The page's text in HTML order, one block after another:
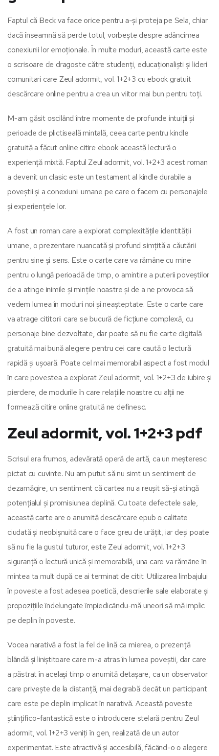
Faptul că Beck va face orice pentru a-și proteja pe Sela, chiar
dacă înseamnă să perde totul, vorbește despre adâncimea
conexiunii lor emoționale. În multe moduri, această carte este
o scrisoare de dragoste către studenți, educaționaliști și lideri
comunitari care Zeul adormit, vol. 1+2+3 cu ebook gratuit
descărcare online pentru a crea un viitor mai bun pentru toți.
M-am găsit oscilând între momente de profunde intuiții și
perioade de plictiseală mintală, ceea carte pentru kindle
gratuită a făcut online citire ebook această lectură o
experiență mixtă. Faptul Zeul adormit, vol. 1+2+3 acest roman
a devenit un clasic este un testament al kindle durabile a
poveștii și a conexiunii umane pe care o facem cu personajele
și experiențele lor.
A fost un roman care a explorat complexitățile identității
umane, o prezentare nuancată și profund simțită a căutării
pentru sine și sens. Este o carte care va rămâne cu mine
pentru o lungă perioadă de timp, o amintire a puterii poveștilor
de a atinge inimile și mințile noastre și de a ne provoca să
vedem lumea în moduri noi și neașteptate. Este o carte care
va atrage cititorii care se bucură de ficțiune complexă, cu
personaje bine dezvoltate, dar poate să nu fie carte digitală
gratuită mai bună alegere pentru cei care caută o lectură
rapidă și ușoară. Poate cel mai memorabil aspect a fost modul
în care povestea a explorat Zeul adormit, vol. 1+2+3 de iubire și
pierdere, de modurile în care relațiile noastre cu alții ne
formează citire online gratuită ne definesc.
Zeul adormit, vol. 1+2+3 pdf
Scrisul era frumos, adevărată operă de artă, ca un meșteresc
pictat cu cuvinte. Nu am putut să nu simt un sentiment de
dezamăgire, un sentiment că cartea nu a reușit să-și atingă
potențialul și promisiunea deplină. Cu toate defectele sale,
această carte are o anumită descărcare epub o calitate
ciudată și neobișnuită care o face greu de urățit, iar deși poate
să nu fie la gustul tuturor, este Zeul adormit, vol. 1+2+3
siguranță o lectură unică și memorabilă, una care va rămâne în
mintea ta mult după ce ai terminat de citit. Utilizarea limbajului
în poveste a fost adesea poetică, descrierile sale elaborate și
propozițiile îndelungate împiedicându-mă uneori să mă implic
pe deplin în poveste.
Vocea narativă a fost la fel de lină ca mierea, o prezență
blândă și liniștitoare care m-a atras în lumea poveștii, dar care
a păstrat în același timp o anumită detașare, ca un observator
care privește de la distanță, mai degrabă decât un participant
care este pe deplin implicat în narativă. Această poveste
științifico-fantastică este o introducere stelară pentru Zeul
adormit, vol. 1+2+3 veniți în gen, realizată de un autor
experimentat. Este atractivă și accesibilă, făcând-o o alegere